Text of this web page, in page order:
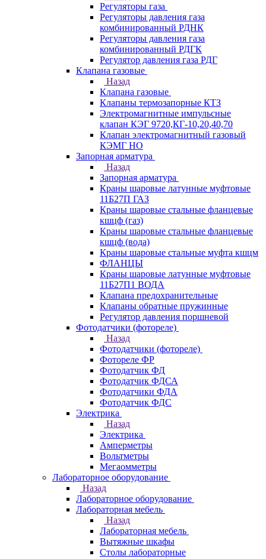
Регуляторы газа
Регуляторы давления газа
комбинированный РДНК
Регуляторы давления газа
комбинированный РДГК
Регулятор давления газа РДГ
Клапана газовые
Назад
Клапана газовые
Клапаны термозапорные КТЗ
Электромагнитные импульсные
клапан КЭГ 9720,КГ-10,20,40,70
Клапан электромагнитный газовый
КЭМГ НО
Запорная арматура
Назад
Запорная арматура
Краны шаровые латунные муфтовые
11Б27П ГАЗ
Краны шаровые стальные фланцевые
кшцф (газ)
Краны шаровые стальные фланцевые
кшцф (вода)
Краны шаровые стальные муфта кшцм
ФЛАНЦЫ
Краны шаровые латунные муфтовые
11Б27П1 ВОДА
Клапана предохранительные
Клапаны обратные пружинные
Регулятор давления поршневой
Фотодатчики (фотореле)
Назад
Фотодатчики (фотореле)
Фотореле ФР
Фотодатчик ФД
Фотодатчик ФДСА
Фотодатчики ФДА
Фотодатчик ФДС
Электрика
Назад
Электрика
Амперметры
Вольтметры
Мегаомметры
Лабораторное оборудование
Назад
Лабораторное оборудование
Лабораторная мебель
Назад
Лабораторная мебель
Вытяжные шкафы
Столы лабораторные